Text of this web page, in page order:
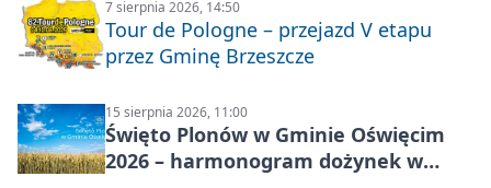
7 sierpnia 2026, 14:50
Tour de Pologne – przejazd V etapu
przez Gminę Brzeszcze
15 sierpnia 2026, 11:00
Święto Plonów w Gminie Oświęcim
2026 – harmonogram dożynek w